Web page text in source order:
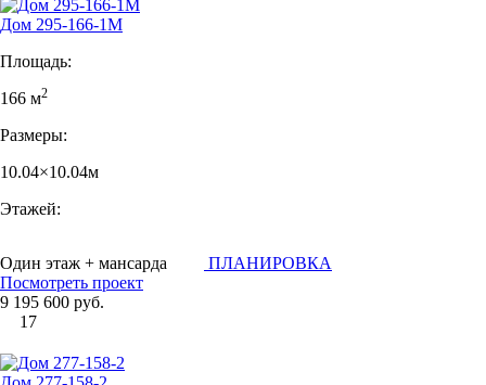
Дом 295-166-1М
Площадь:
166 м2
Размеры:
10.04×10.04м
Этажей:
Один этаж + мансарда
ПЛАНИРОВКА
Посмотреть проект
9 195 600 руб.
17